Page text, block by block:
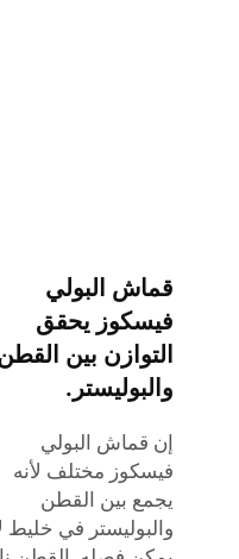
قماش البولي
فيسكوز يحقق
التوازن بين
والبوليستر.
إن قماش البولي
فيسكوز مختلف لأنه
يجمع بين القطن
والبوليستر في خليط